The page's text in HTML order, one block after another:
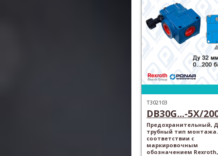
T302103
DB30G...-5X/
Предохранительный,
трубный тип
соответствии с
маркировочным
обозначением